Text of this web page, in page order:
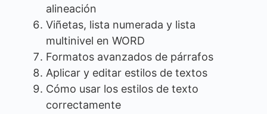
alineación
Viñetas, lista numerada y lista
multinivel en WORD
Formatos avanzados de párrafos
Aplicar y editar estilos de textos
Cómo usar los estilos de texto
correctamente